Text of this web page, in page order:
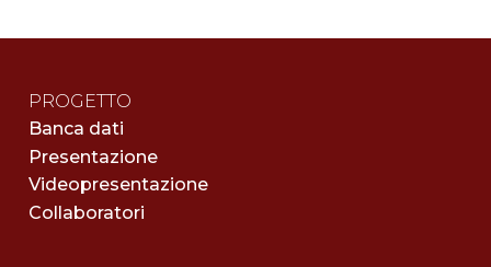
PROGETTO
Banca dati
Presentazione
Videopresentazione
Collaboratori